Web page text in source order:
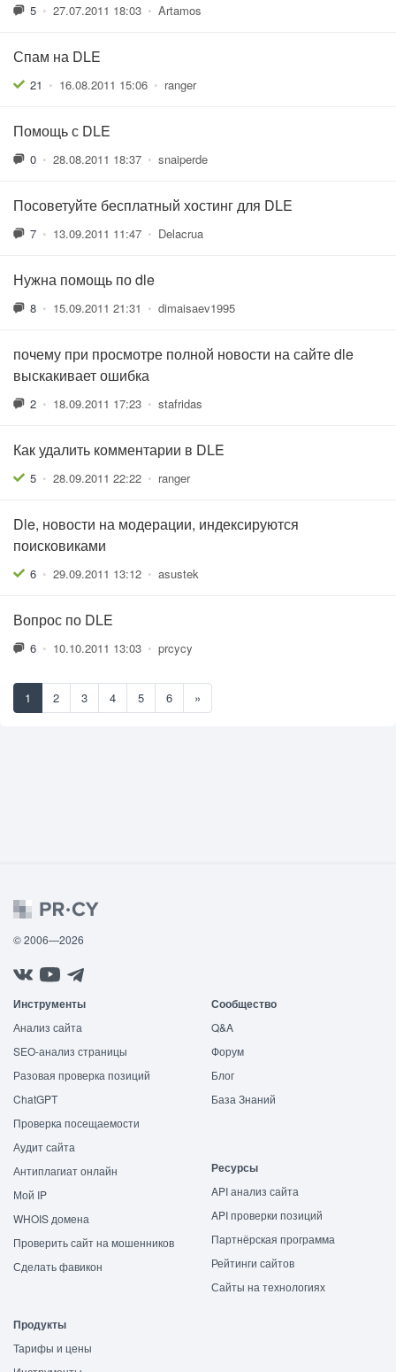
5 • 27.07.2011 18:03 • Artamos
Спам на DLE
21 • 16.08.2011 15:06 • ranger
Помощь с DLE
0 • 28.08.2011 18:37 • snaiperde
Посоветуйте бесплатный хостинг для DLE
7 • 13.09.2011 11:47 • Delacrua
Нужна помощь по dle
8 • 15.09.2011 21:31 • dimaisaev1995
почему при просмотре полной новости на сайте dle
выскакивает ошибка
2 • 18.09.2011 17:23 • stafridas
Как удалить комментарии в DLE
5 • 28.09.2011 22:22 • ranger
Dle, новости на модерации, индексируются
поисковиками
6 • 29.09.2011 13:12 • asustek
Вопрос по DLE
6 • 10.10.2011 13:03 • prcycy
1 2 3 4 5 6 »
© 2006—2026
Инструменты
Анализ сайта
SEO-анализ страницы
Разовая проверка позиций
ChatGPT
Проверка посещаемости
Аудит сайта
Антиплагиат онлайн
Мой IP
WHOIS домена
Проверить сайт на мошенников
Сделать фавикон
Сообщество
Q&A
Форум
Блог
База Знаний
Ресурсы
API анализ сайта
API проверки позиций
Партнёрская программа
Рейтинги сайтов
Сайты на технологиях
Продукты
Тарифы и цены